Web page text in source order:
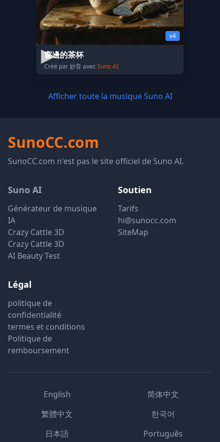
v4
窗邊的茶杯
Créé par 妙音 avec Suno AI
Afficher toute la musique Suno AI
SunoCC.com
SunoCC.com n'est pas le site officiel de Suno AI.
Suno AI
Générateur de musique
IA
Crazy Cattle 3D
Crazy Cattle 3D
AI Beauty Test
Soutien
Tarifs
hi@sunocc.com
SiteMap
Légal
politique de
confidentialité
termes et conditions
Politique de
remboursement
English
简体中文
繁體中文
한국어
日本語
Português